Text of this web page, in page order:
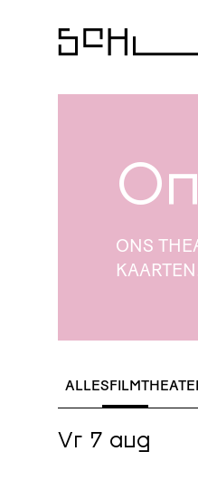
ONS
ALLESFILM
Vr 7 aug